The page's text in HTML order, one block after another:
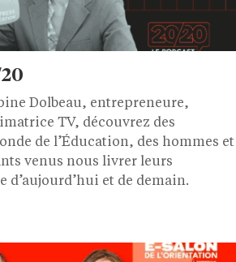
Dolbeau, entrepreneure,
TV, découvrez des
de l’Éducation, des hommes et
venus nous livrer leurs
d’aujourd’hui et de demain.